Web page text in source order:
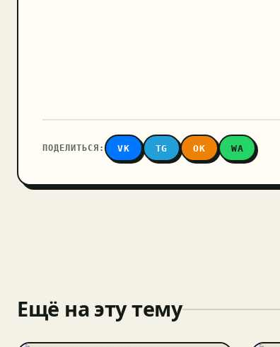
ПОДЕЛИТЬСЯ: VK TG OK WA
Ещё на эту тему